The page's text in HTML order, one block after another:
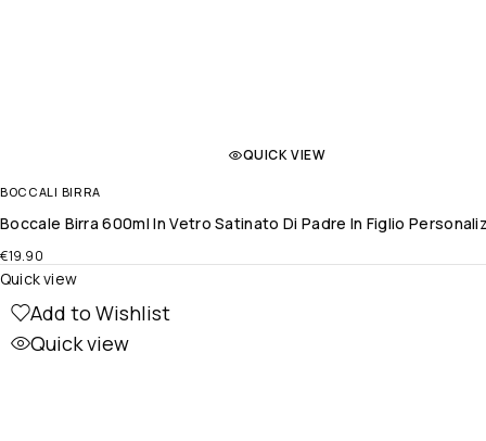
QUICK VIEW
BOCCALI BIRRA
Boccale Birra 600ml In Vetro Satinato Di Padre In Figlio
€19.90
Add to Wishlist
Quick view
Quick view